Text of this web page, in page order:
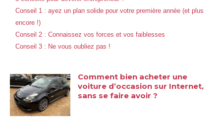
Conseil 1 : ayez un plan solide pour votre première année (et plus
encore !)
Conseil 2 : Connaissez vos forces et vos faiblesses
Conseil 3 : Ne vous oubliez pas !
Comment bien acheter une
voiture d’occasion sur Internet,
sans se faire avoir ?